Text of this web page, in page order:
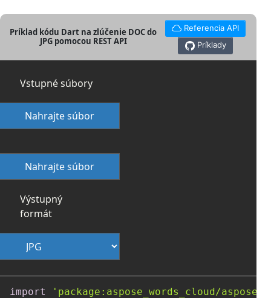
Príklad kódu Dart na zlúčenie DOC do
JPG pomocou REST API
Referencia API
Príklady
Vstupné súbory
Nahrajte súbor
Nahrajte súbor
Výstupný
formát
import
'package:aspose_words_cloud/